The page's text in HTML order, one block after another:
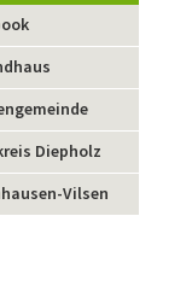
Diepholz
Vilsen